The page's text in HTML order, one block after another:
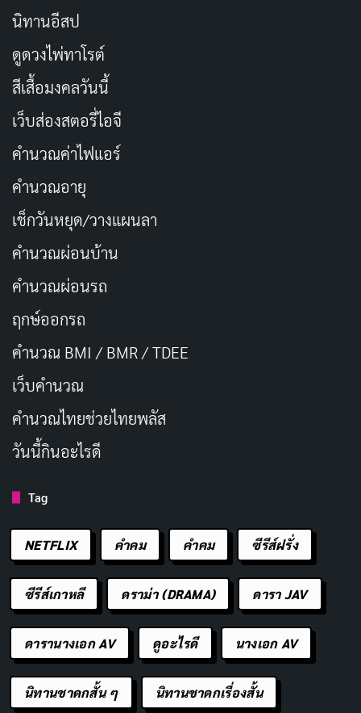
นิทานอีสป
ดูดวงไพ่ทาโรต์
สีเสื้อมงคลวันนี้
เว็บส่องสตอรี่ไอจี
คำนวณค่าไฟแอร์
คำนวณอายุ
เช็กวันหยุด/วางแผนลา
คำนวณผ่อนบ้าน
คำนวณผ่อนรถ
ฤกษ์ออกรถ
คำนวณ BMI / BMR / TDEE
เว็บคํานวณ
คํานวณไทยช่วยไทยพลัส
วันนี้กินอะไรดี
Tag
NETFLIX คำคม คําคม ซีรีส์ฝรั่ง
ซีรีส์เกาหลี ดราม่า (DRAMA) ดารา JAV
ดารานางเอก AV ดูอะไรดี นางเอก AV
นิทานชาดกสั้น ๆ นิทานชาดกเรื่องสั้น